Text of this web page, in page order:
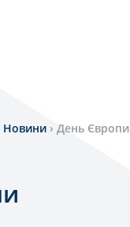
Новини › День Європи